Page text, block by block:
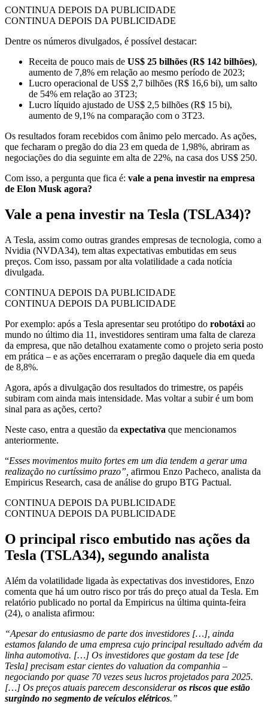
CONTINUA DEPOIS DA PUBLICIDADE
CONTINUA DEPOIS DA PUBLICIDADE
Dentre os números divulgados, é possível destacar:
Receita de pouco mais de US$ 25 bilhões (R$ 142 bilhões),
aumento de 7,8% em relação ao mesmo período de 2023;
Lucro operacional de US$ 2,7 bilhões (R$ 16,6 bi), um salto
de 54% em relação ao 3T23;
Lucro líquido ajustado de US$ 2,5 bilhões (R$ 15 bi),
aumento de 9,1% na comparação com o 3T23.
Os resultados foram recebidos com ânimo pelo mercado. As ações,
que fecharam o pregão do dia 23 em queda de 1,98%, abriram as
negociações do dia seguinte em alta de 22%, na casa dos US$ 250.
Com isso, a pergunta que fica é: vale a pena investir na empresa
de Elon Musk agora?
Vale a pena investir na Tesla (TSLA34)?
A Tesla, assim como outras grandes empresas de tecnologia, como a
Nvidia (NVDA34), tem altas expectativas embutidas em seus
preços. Com isso, passam por alta volatilidade a cada notícia
divulgada.
CONTINUA DEPOIS DA PUBLICIDADE
CONTINUA DEPOIS DA PUBLICIDADE
Por exemplo: após a Tesla apresentar seu protótipo do robotáxi ao
mundo no último dia 11, investidores sentiram uma falta de clareza
da empresa, que não detalhou exatamente como o projeto seria posto
em prática – e as ações encerraram o pregão daquele dia em queda
de 8,8%.
Agora, após a divulgação dos resultados do trimestre, os papéis
subiram com ainda mais intensidade. Mas voltar a subir é um bom
sinal para as ações, certo?
Neste caso, entra a questão da expectativa que mencionamos
anteriormente.
“Esses movimentos muito fortes em um dia tendem a gerar uma
realização no curtíssimo prazo”, afirmou Enzo Pacheco, analista da
Empiricus Research, casa de análise do grupo BTG Pactual.
CONTINUA DEPOIS DA PUBLICIDADE
CONTINUA DEPOIS DA PUBLICIDADE
O principal risco embutido nas ações da
Tesla (TSLA34), segundo analista
Além da volatilidade ligada às expectativas dos investidores, Enzo
comenta que há um outro risco por trás do preço atual da Tesla. Em
relatório publicado no portal da Empiricus na última quinta-feira
(24), o analista afirmou:
“Apesar do entusiasmo de parte dos investidores […], ainda
estamos falando de uma empresa cujo principal resultado advém da
linha automotiva. […] Os investidores que gostam da tese [de
Tesla] precisam estar cientes do valuation da companhia –
negociando por quase 70 vezes seus lucros projetados para 2025.
[…] Os preços atuais parecem desconsideraros riscos que estão
surgindo no segmento de veículos elétricos.”